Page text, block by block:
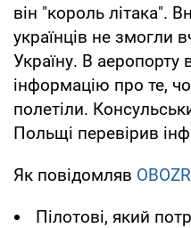
він "король літака".
українців не змогли
Україну. В аеропорту
інформацію про те,
полетіли.
Польщі перевірив
Як повідомляв
Пілотові, який